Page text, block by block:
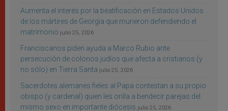
Aumenta el interés por la beatificación en Estados Unidos
de los mártires de Georgia que murieron defendiendo el
matrimonio julio 25, 2026
Franciscanos piden ayuda a Marco Rubio ante
persecución de colonos judíos que afecta a cristianos (y
no sólo) en Tierra Santa julio 25, 2026
Sacerdotes alemanes fieles al Papa contestan a su propio
obispo (y cardenal) quien les orilla a bendecir parejas del
mismo sexo en importante diócesis julio 25, 2026